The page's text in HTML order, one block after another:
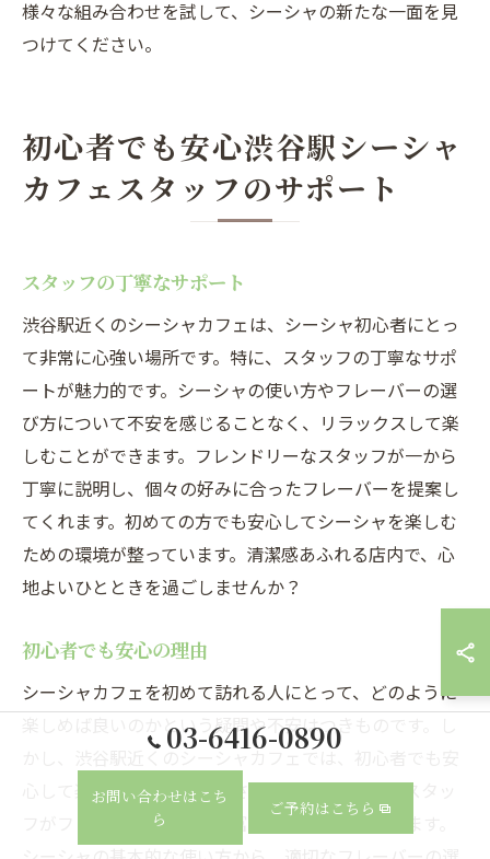
様々な組み合わせを試して、シーシャの新たな一面を見
つけてください。
初心者でも安心渋谷駅シーシャ
カフェスタッフのサポート
スタッフの丁寧なサポート
渋谷駅近くのシーシャカフェは、シーシャ初心者にとっ
て非常に心強い場所です。特に、スタッフの丁寧なサポ
ートが魅力的です。シーシャの使い方やフレーバーの選
び方について不安を感じることなく、リラックスして楽
しむことができます。フレンドリーなスタッフが一から
丁寧に説明し、個々の好みに合ったフレーバーを提案し
てくれます。初めての方でも安心してシーシャを楽しむ
ための環境が整っています。清潔感あふれる店内で、心
地よいひとときを過ごしませんか？
初心者でも安心の理由
シーシャカフェを初めて訪れる人にとって、どのように
楽しめば良いのかという疑問や不安はつきものです。し
かし、渋谷駅近くのシーシャカフェでは、初心者でも安
心して楽しめる理由がたくさんあります。まず、スタッ
フがフレンドリーで知識豊富である点が挙げられます。
03-6416-0890
お問い合わせはこち
ら
ご予約はこちら